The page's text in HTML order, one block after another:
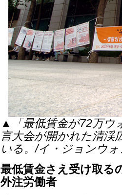
▲「最低賃金が72万ウ
言大会が開かれた清渓
いる。/イ・ジョンウ
最低賃金さえ受け取る
外注労働者